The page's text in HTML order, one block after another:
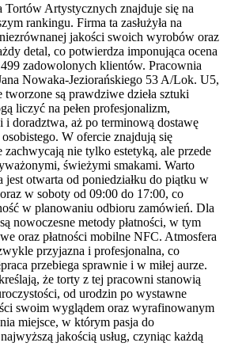
Tortów Artystycznych znajduje się na
rankingu. Firma ta zasłużyła na
jakości swoich wyrobów oraz
detal, co potwierdza imponująca ocena
zadowolonych klientów. Pracownia
Nowaka-Jeziorańskiego 53 A/Lok. U5,
są prawdziwe dzieła sztuki
liczyć na pełen profesjonalizm,
i doradztwa, aż po terminową dostawę
W ofercie znajdują się
zachwycają nie tylko estetyką, ale przede
świeżymi smakami. Warto
jest otwarta od poniedziałku do piątku w
w soboty od 09:00 do 17:00, co
w planowaniu odbioru zamówień. Dla
nowoczesne metody płatności, w tym
oraz płatności mobilne NFC. Atmosfera
przyjazna i profesjonalna, co
przebiega sprawnie i w miłej aurze.
że torty z tej pracowni stanowią
od urodzin po wystawne
swoim wyglądem oraz wyrafinowanym
miejsce, w którym pasja do
jakością usług, czyniąc każdą